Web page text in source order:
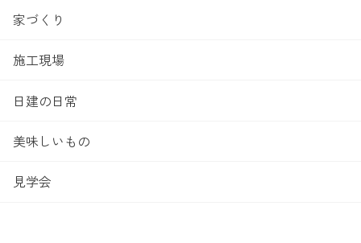
家づくり
施工現場
日建の日常
美味しいもの
見学会